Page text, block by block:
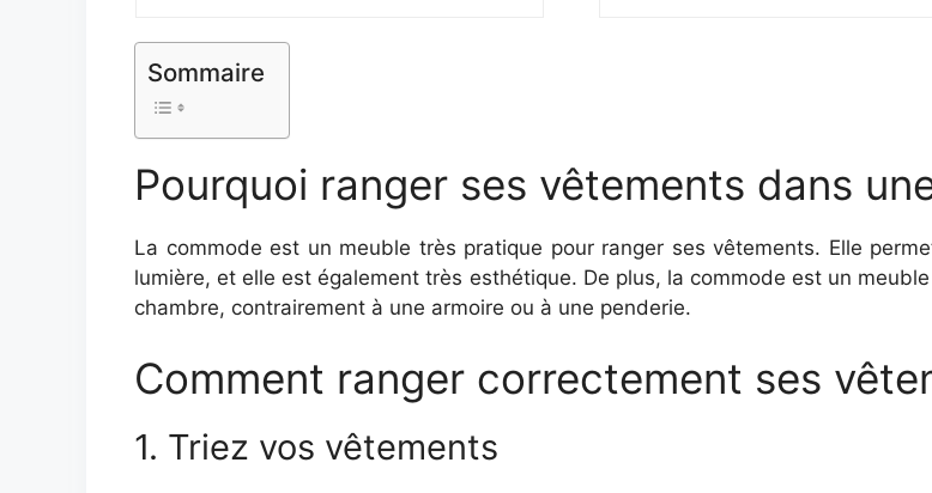
Sommaire
Pourquoi ranger ses vêtements dans
La commode est un meuble très pratique pour ranger ses vêtements. Elle
lumière, et elle est également très esthétique. De plus, la commode est un
chambre, contrairement à une armoire ou à une penderie.
Comment ranger correctement ses
1. Triez vos vêtements